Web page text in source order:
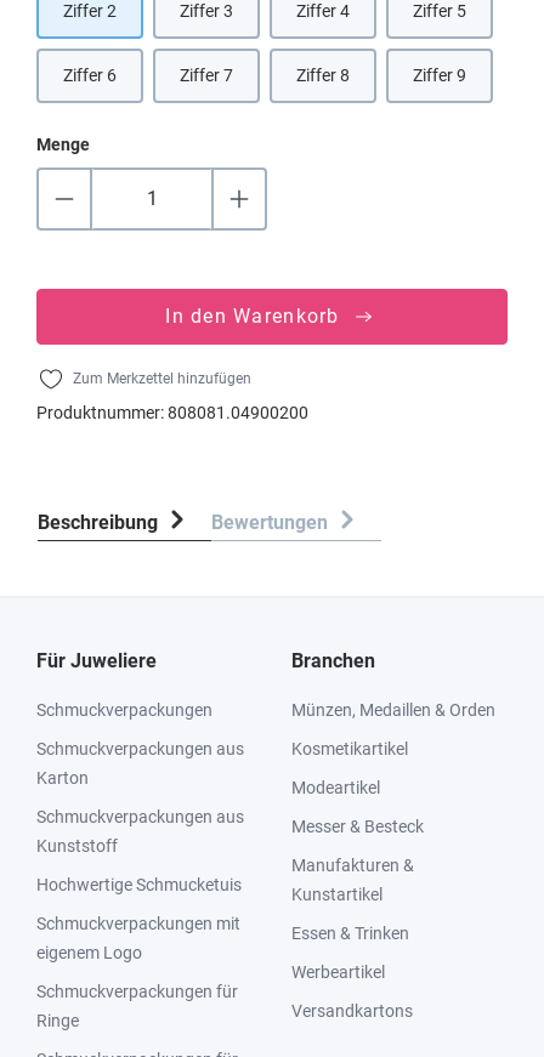
Ziffer 2 Ziffer 3 Ziffer 4 Ziffer 5
Ziffer 6 Ziffer 7 Ziffer 8 Ziffer 9
Menge
In den Warenkorb
Zum Merkzettel hinzufügen
Produktnummer:808081.04900200
Beschreibung Bewertungen
Für Juweliere
Schmuckverpackungen
Schmuckverpackungen aus
Karton
Schmuckverpackungen aus
Kunststoff
Hochwertige Schmucketuis
Schmuckverpackungen mit
eigenem Logo
Schmuckverpackungen für
Ringe
Branchen
Münzen, Medaillen & Orden
Kosmetikartikel
Modeartikel
Messer & Besteck
Manufakturen &
Kunstartikel
Essen & Trinken
Werbeartikel
Versandkartons